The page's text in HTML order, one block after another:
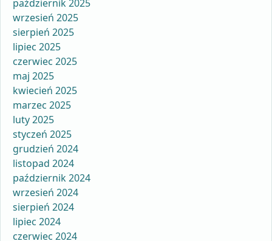
październik 2025
wrzesień 2025
sierpień 2025
lipiec 2025
czerwiec 2025
maj 2025
kwiecień 2025
marzec 2025
luty 2025
styczeń 2025
grudzień 2024
listopad 2024
październik 2024
wrzesień 2024
sierpień 2024
lipiec 2024
czerwiec 2024